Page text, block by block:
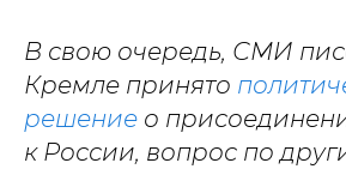
В свою очередь, СМИ
Кремле принято
решение о
к России, вопрос по